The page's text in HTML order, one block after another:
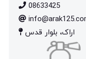
08633425
اراک، بلوار قدس